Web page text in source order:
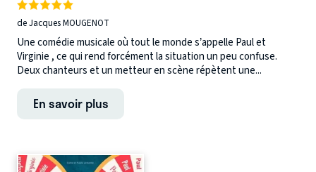
de Jacques MOUGENOT
Une comédie musicale où tout le monde s’appelle Paul et
Virginie , ce qui rend forcément la situation un peu confuse.
Deux chanteurs et un metteur en scène répètent une...
En savoir plus